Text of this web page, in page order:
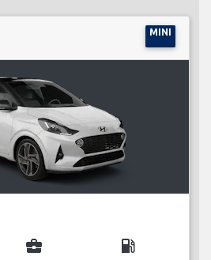
MINI
business_center local_gas_station